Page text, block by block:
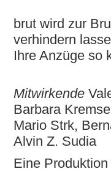
brut wird zur
verhindern
Ihre Anzüge so
Mitwirkende
Barbara
Mario Strk,
Alvin Z. Sudia
Eine